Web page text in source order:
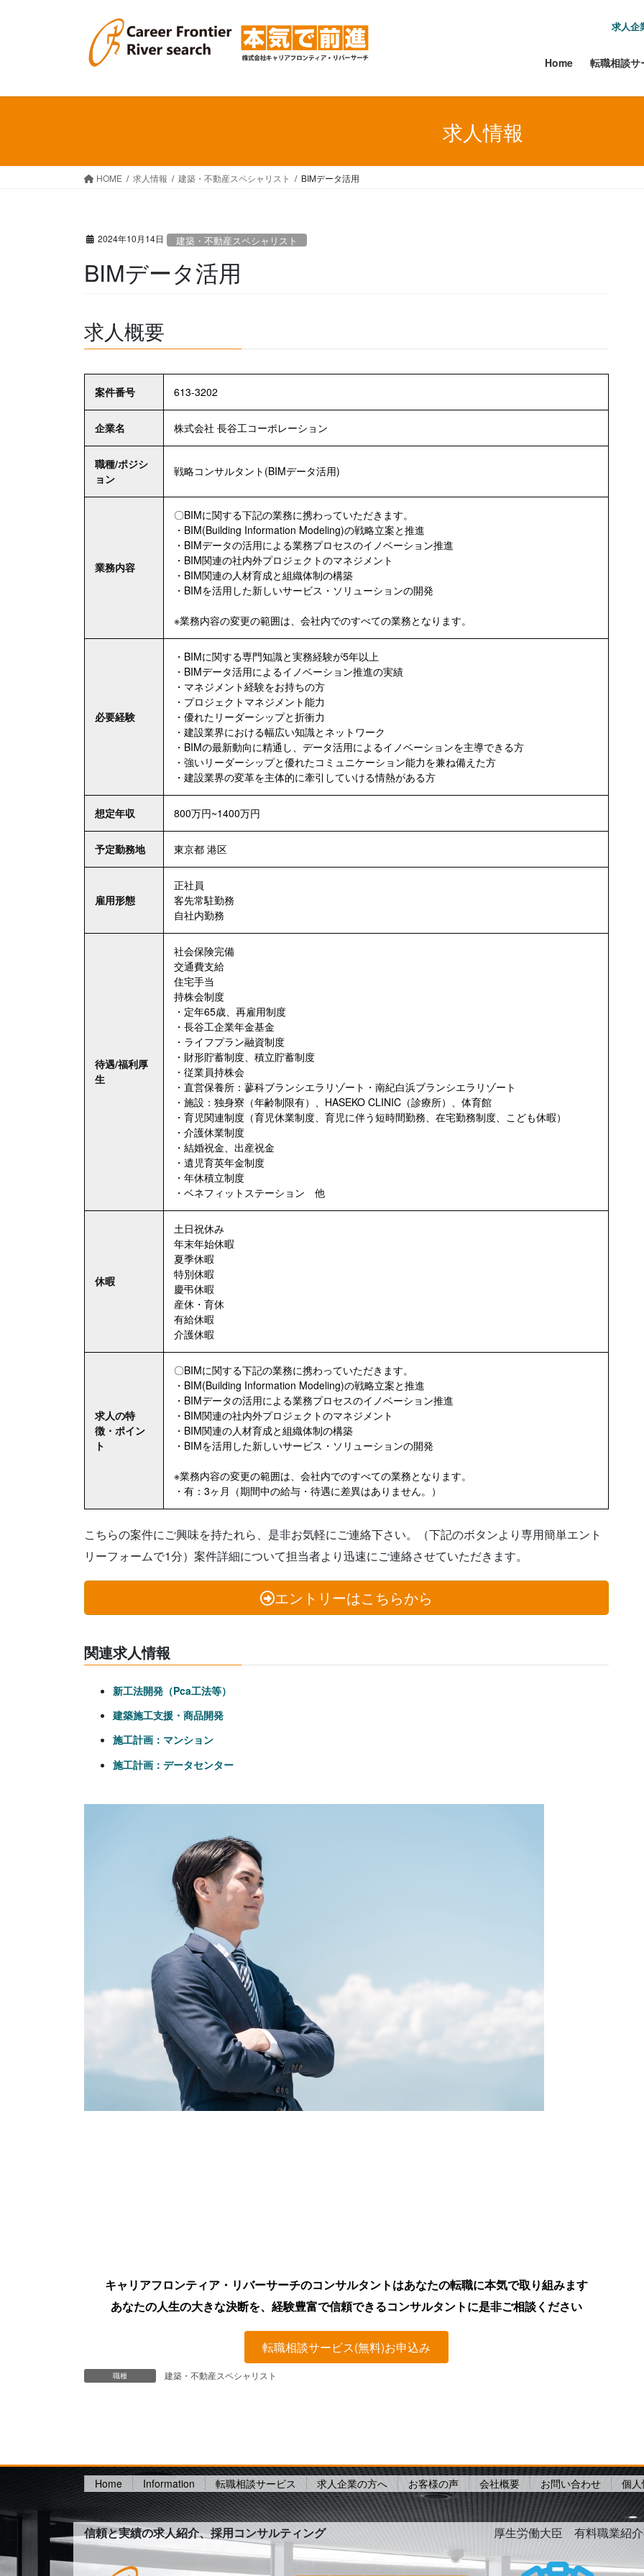
へ
プ
ョ
動
求人企
Home 転職相談サ
求人情報
HOME 求人情報 建築・不動産スペシャリスト BIMデータ活用
2024年10月14日 建築・不動産スペシャリスト
BIMデータ活用
求人概要
案件番号 613-3202
企業名 株式会社 長谷工コーポレーション
職種/ポジシ
ョン
戦略コンサルタント(BIMデータ活用)
業務内容
〇BIMに関する下記の業務に携わっていただきます。
・BIM(Building Information Modeling)の戦略立案と推進
・BIMデータの活用による業務プロセスのイノベーション推進
・BIM関連の社内外プロジェクトのマネジメント
・BIM関連の人材育成と組織体制の構築
・BIMを活用した新しいサービス・ソリューションの開発
※業務内容の変更の範囲は、会社内でのすべての業務となります。
必要経験
・BIMに関する専門知識と実務経験が5年以上
・BIMデータ活用によるイノベーション推進の実績
・マネジメント経験をお持ちの方
・プロジェクトマネジメント能力
・優れたリーダーシップと折衝力
・建設業界における幅広い知識とネットワーク
・BIMの最新動向に精通し、データ活用によるイノベーションを主導できる方
・強いリーダーシップと優れたコミュニケーション能力を兼ね備えた方
・建設業界の変革を主体的に牽引していける情熱がある方
想定年収 800万円~1400万円
予定勤務地 東京都 港区
雇用形態
正社員
客先常駐勤務
自社内勤務
待遇/福利厚
生
社会保険完備
交通費支給
住宅手当
持株会制度
・定年65歳、再雇用制度
・長谷工企業年金基金
・ライフプラン融資制度
・財形貯蓄制度、積立貯蓄制度
・従業員持株会
・直営保養所：蓼科ブランシエラリゾート・南紀白浜ブランシエラリゾート
・施設：独身寮（年齢制限有）、HASEKO CLINIC（診療所）、体育館
・育児関連制度（育児休業制度、育児に伴う短時間勤務、在宅勤務制度、こども休暇）
・介護休業制度
・結婚祝金、出産祝金
・遺児育英年金制度
・年休積立制度
・ベネフィットステーション 他
休暇
土日祝休み
年末年始休暇
夏季休暇
特別休暇
慶弔休暇
産休・育休
有給休暇
介護休暇
求人の特
徴・ポイン
ト
〇BIMに関する下記の業務に携わっていただきます。
・BIM(Building Information Modeling)の戦略立案と推進
・BIMデータの活用による業務プロセスのイノベーション推進
・BIM関連の社内外プロジェクトのマネジメント
・BIM関連の人材育成と組織体制の構築
・BIMを活用した新しいサービス・ソリューションの開発
※業務内容の変更の範囲は、会社内でのすべての業務となります。
・有：3ヶ月（期間中の給与・待遇に差異はありません。）
こちらの案件にご興味を持たれら、是非お気軽にご連絡下さい。（下記のボタンより専用簡単エント
リーフォームで1分）案件詳細について担当者より迅速にご連絡させていただきます。
エントリーはこちらから
関連求人情報
新工法開発（Pca工法等）
建築施工支援・商品開発
施工計画：マンション
施工計画：データセンター
キャリアフロンティア・リバーサーチのコンサルタントはあなたの転職に本気で取り組みます
あなたの人生の大きな決断を、経験豊富で信頼できるコンサルタントに是非ご相談ください
転職相談サービス(無料)お申込み
職種 建築・不動産スペシャリスト
Home Information 転職相談サービス 求人企業の方へ お客様の声 会社概要 お問い合わせ 個
信頼と実績の求人紹介、採用コンサルティング 厚生労働大臣 有料職業紹